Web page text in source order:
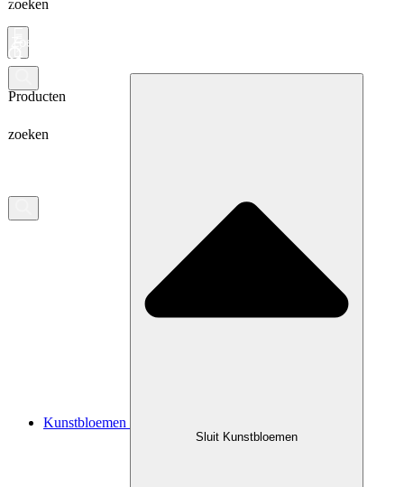
zoeken
Producten
zoeken
Kunstbloemen
Sluit Kunstbloemen